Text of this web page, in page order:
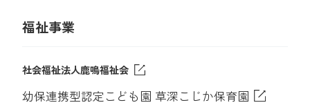
福祉事業
社会福祉法人鹿鳴福祉会
幼保連携型認定こども園 草深こじか保育園